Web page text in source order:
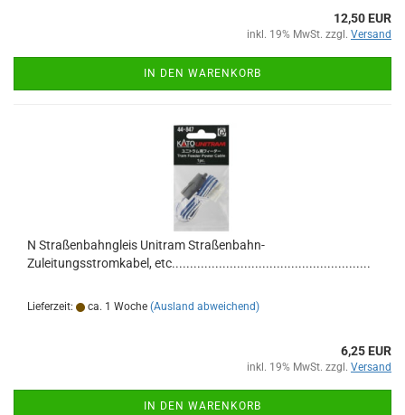
12,50 EUR
inkl. 19% MwSt. zzgl. Versand
IN DEN WARENKORB
N Straßenbahngleis Unitram Straßenbahn-
Zuleitungsstromkabel, etc.......................................................
Lieferzeit: ca. 1 Woche (Ausland abweichend)
6,25 EUR
inkl. 19% MwSt. zzgl. Versand
IN DEN WARENKORB